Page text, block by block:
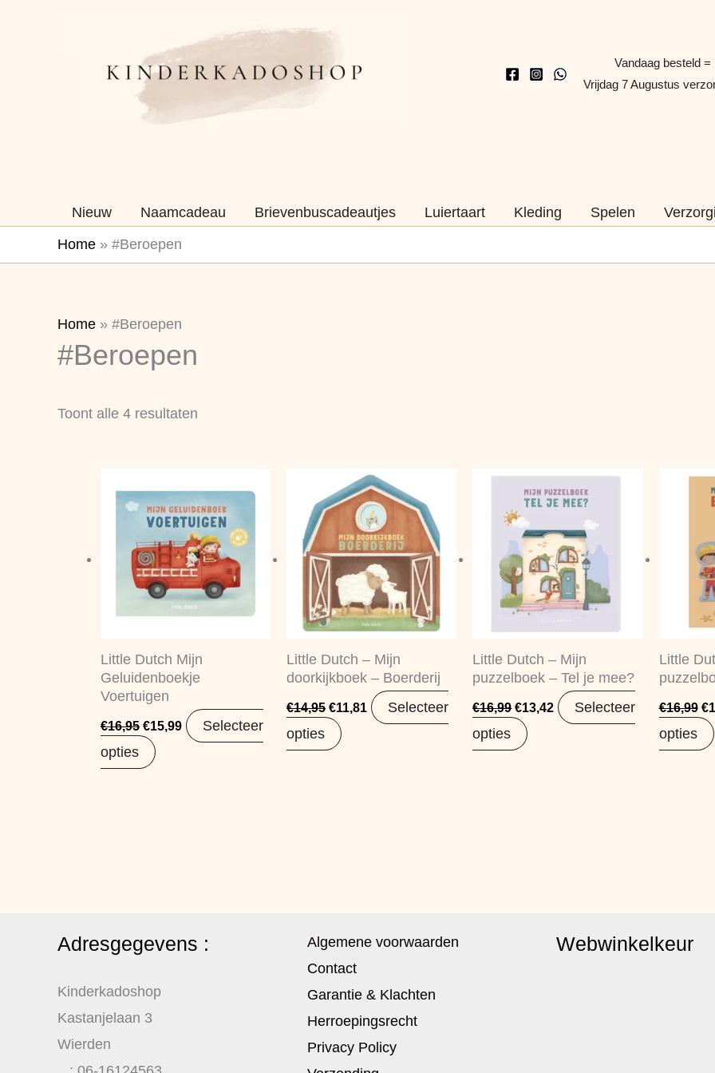
Vandaag besteld =
Vrijdag 7 Augustus
Nieuw Naamcadeau Brievenbuscadeautjes Luiertaart Kleding Spelen
Home » #Beroepen
Home » #Beroepen
#Beroepen
Toont alle 4 resultaten
Little Dutch Mijn
Geluidenboekje
Voertuigen
€16,95
prijs
was:
€16,95.
€15,99
prijs
is:
€15,99.
Selecteer
opties
Little Dutch – Mijn
doorkijkboek – Boerderij
€14,95
Oorspronkelijke
prijs
was:
€14,95.
€11,81
Huidige
prijs
is:
€11,81.
Selecteer
opties
Little Dutch – Mijn
puzzelboek – Tel je mee?
€16,99
Oorspronkelijke
prijs
was:
€16,99.
€13,42
Huidige
prijs
is:
€13,42.
Selecteer
opties
Little
€16,99 €
opties
Adresgegevens :
Kinderkadoshop
Kastanjelaan 3
Wierden
Algemene voorwaarden
Contact
Garantie & Klachten
Herroepingsrecht
Privacy Policy
Webwinkelkeur